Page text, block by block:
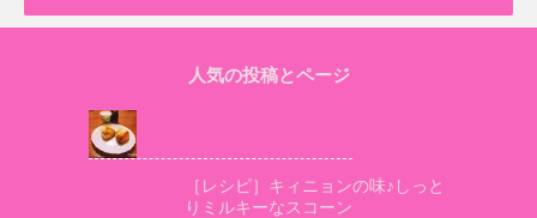
人気の投稿とページ
［レシピ］キィニョンの味♪しっと
りミルキーなスコーン